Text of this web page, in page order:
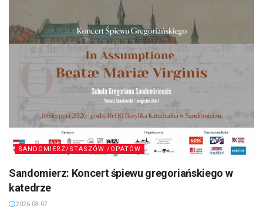
SANDOMIERZ/STASZÓW /OPATÓW
Sandomierz: Koncert śpiewu gregoriańskiego w
katedrze
2026-08-07